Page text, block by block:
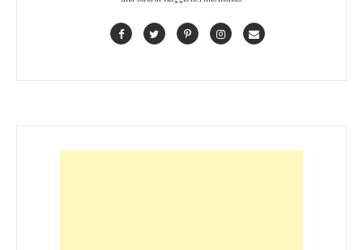
FacebookTwitterPinterestInstagramContact